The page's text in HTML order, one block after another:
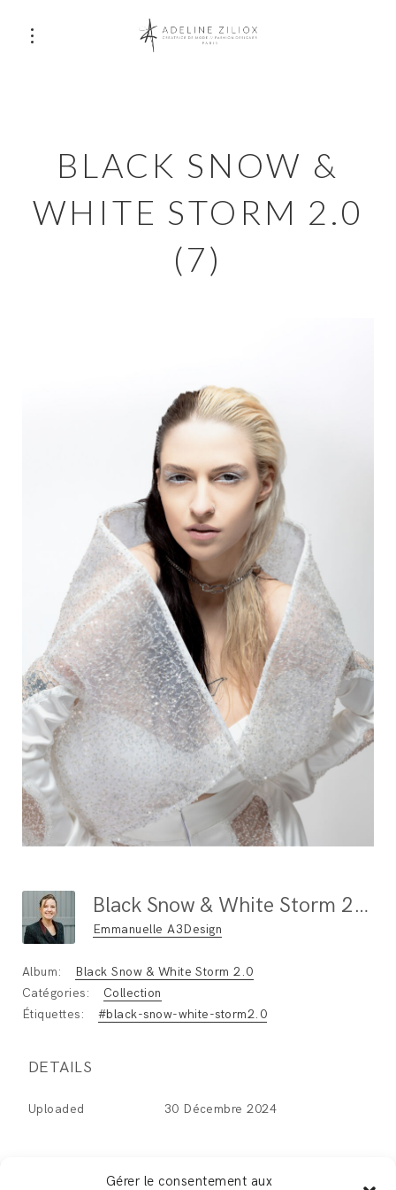
Gérer le consentement aux
BLACK SNOW &
WHITE STORM 2.0
(7)
Black Snow & White Storm 2.0 (7)
Emmanuelle A3Design
Album:
Black Snow & White Storm 2.0
Catégories:
Collection
Étiquettes:
#black-snow-white-storm2.0
DETAILS
Uploaded 30 Décembre 2024